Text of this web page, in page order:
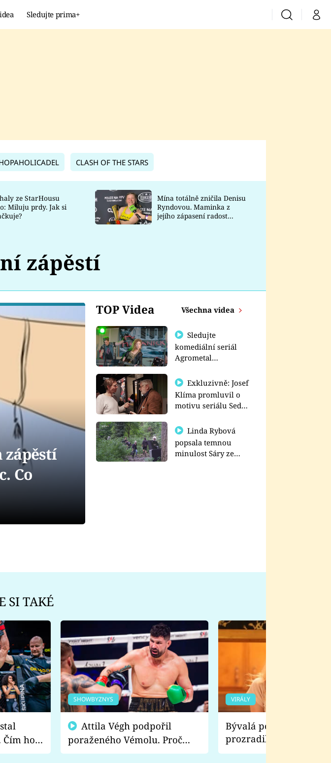
Sledujte prima+ VyhledáváníMůj
Prima Lajk
Sledujte nás
CLASH OF THE STARS
ze StarHousu
Miluju prdy. Jak si
Mína totálně zničila Denisu
Ryndovou. Maminka z
jejího zápasení radost
zápěstí
TOP Videa Všechna videa
Sledujte
komediální seriál
Agrometal
prima+
Exkluzivně: Josef
Klíma promluvil o
motivu seriálu Sedm
Linda Rybová
popsala temnou
minulost Sáry ze
zápěstí
Co
SI TAKÉ
Čím ho
SHOWBYZNYS
poraženého Vémolu. Proč
chce raději zápasit s ním než
VIRÁLY
Bývalá pornoherečka
prozradila, co ji
natáčení Euforie.